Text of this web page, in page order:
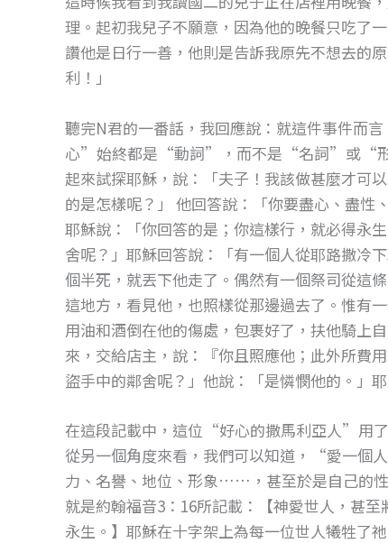
理。起初我兒子不願意，因為他的晚餐只吃了
讚他是日行一善，他則是告訴我原先不想去的
利！」
聽完N君的一番話，我回應說：就這件事件而
心”始終都是“動詞”，而不是“名詞”或“形
起來試探耶穌，說：「夫子！我該做甚麼才可
的是怎樣呢？」 他回答說：「你要盡心、盡性
耶穌說：「你回答的是；你這樣行，就必得永
舍呢？」耶穌回答說：「有一個人從耶路撒冷
個半死，就丟下他走了。偶然有一個祭司從這
這地方，看見他，也照樣從那邊過去了。惟有
用油和酒倒在他的傷處，包裹好了，扶他騎上
來，交給店主，說：『你且照應他；此外所費
盜手中的鄰舍呢？」他說：「是憐憫他的。」
在這段記載中，這位“好心的撒馬利亞人”用
從另一個角度來看，我們可以知道，“愛一個
力、名譽、地位、形象……，甚至於是自己的
就是約翰福音3：16所記載：【神愛世人，甚
永生。】耶穌在十字架上為每一位世人犧牲了